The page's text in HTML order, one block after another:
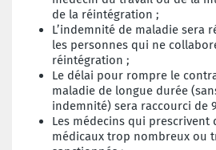
de la réintégration ;
L’indemnité de maladie sera
les personnes qui ne
réintégration ;
Le délai pour rompre le
maladie de longue durée
indemnité) sera raccourci de
Les médecins qui prescrivent
médicaux trop nombreux ou